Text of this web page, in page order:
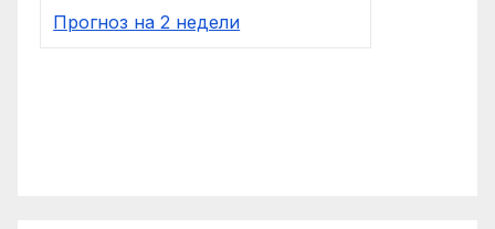
Прогноз на 2 недели